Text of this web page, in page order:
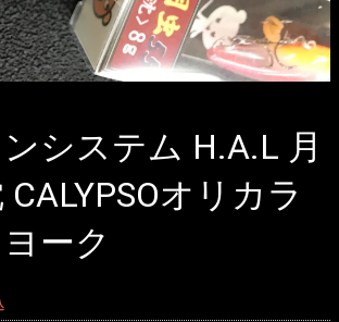
システム H.A.L 月
オリカラ
ーク